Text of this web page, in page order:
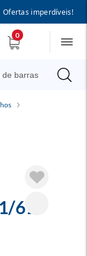
Ofertas imperdíveis!
0
61